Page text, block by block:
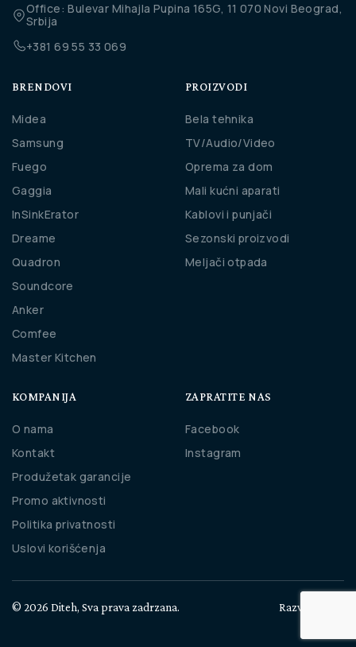
Office: Bulevar Mihajla Pupina 165G, 11 070 Novi Beograd,
Srbija
+381 69 55 33 069
BRENDOVI
Midea
Samsung
Fuego
Gaggia
InSinkErator
Dreame
Quadron
Soundcore
Anker
Comfee
Master Kitchen
PROIZVODI
Bela tehnika
TV/Audio/Video
Oprema za dom
Mali kućni aparati
Kablovi i punjači
Sezonski proizvodi
Meljači otpada
KOMPANIJA
O nama
Kontakt
Produžetak garancije
Promo aktivnosti
Politika privatnosti
Uslovi korišćenja
ZAPRATITE NAS
Facebook
Instagram
© 2026 Diteh, Sva prava zadrzana. Razvio